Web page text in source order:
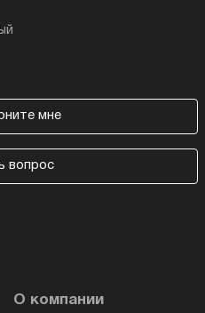
мне
вопрос
О компании